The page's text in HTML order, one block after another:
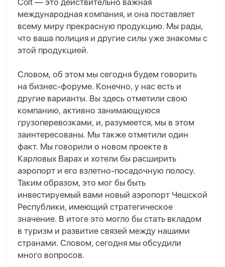
Colt — это действительно важная
международная компания, и она поставляет
всему миру прекрасную продукцию. Мы рады,
что ваша полиция и другие силы уже знакомы с
этой продукцией.
Словом, об этом мы сегодня будем говорить
на бизнес-форуме. Конечно, у нас есть и
другие варианты. Вы здесь отметили свою
компанию, активно занимающуюся
грузоперевозками, и, разумеется, мы в этом
заинтересованы. Мы также отметили один
факт. Мы говорили о новом проекте в
Карловых Варах и хотели бы расширить
аэропорт и его взлетно-посадочную полосу.
Таким образом, это мог бы быть
инвестируемый вами новый аэропорт Чешской
Республики, имеющий стратегическое
значение. В итоге это могло бы стать вкладом
в туризм и развитие связей между нашими
странами. Словом, сегодня мы обсудили
много вопросов.